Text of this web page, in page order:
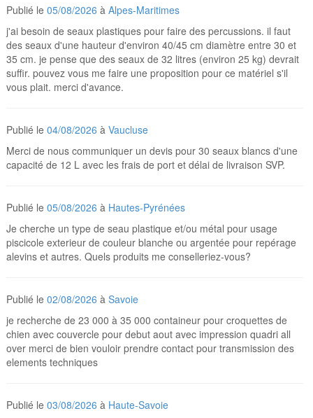
Publié le05/08/2026 àAlpes-Maritimes
j'ai besoin de seaux plastiques pour faire des percussions. il faut
des seaux d'une hauteur d'environ 40/45 cm diamètre entre 30 et
35 cm. je pense que des seaux de 32 litres (environ 25 kg) devrait
suffir. pouvez vous me faire une proposition pour ce matériel s'il
vous plait. merci d'avance.
Publié le04/08/2026 àVaucluse
Merci de nous communiquer un devis pour 30 seaux blancs d'une
capacité de 12 L avec les frais de port et délai de livraison SVP.
Publié le05/08/2026 à Hautes-Pyrénées
Je cherche un type de seau plastique et/ou métal pour usage
piscicole exterieur de couleur blanche ou argentée pour repérage
alevins et autres. Quels produits me conselleriez-vous?
Publié le02/08/2026 àSavoie
je recherche de 23 000 à 35 000 containeur pour croquettes de
chien avec couvercle pour debut aout avec impression quadri all
over merci de bien vouloir prendre contact pour transmission des
elements techniques
Publié le03/08/2026 à Haute-Savoie